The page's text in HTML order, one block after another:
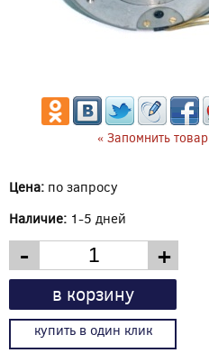
« Запомнить товар
Цена: по запросу
Наличие: 1-5 дней
- +
в корзину
купить в один клик